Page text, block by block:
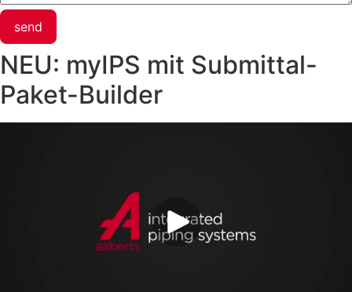
send
NEU: myIPS mit Submittal-
Paket-Builder